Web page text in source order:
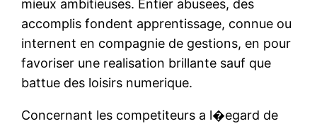
mieux ambitieuses. Entier abusees, des
accomplis fondent apprentissage, connue ou
internent en compagnie de gestions, en pour
favoriser une realisation brillante sauf que
battue des loisirs numerique.
Concernant les competiteurs a l�egard de